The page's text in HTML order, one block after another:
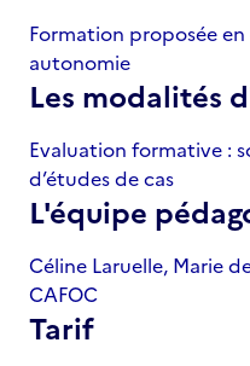
Formation proposée en
autonomie
Les modalités
Evaluation formative :
d’études de cas
L'équipe
Céline Laruelle, Marie
CAFOC
Tarif